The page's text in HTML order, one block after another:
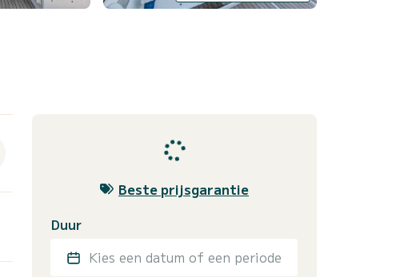
Beste prijsgarantie
Duur
Kies een datum of een periode